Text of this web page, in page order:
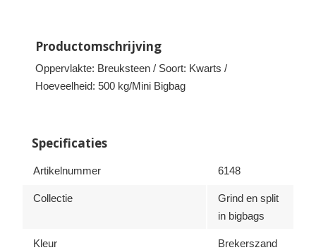
Productomschrijving
Oppervlakte: Breuksteen / Soort: Kwarts /
Hoeveelheid: 500 kg/Mini Bigbag
Specificaties
Artikelnummer 6148
Collectie
Grind en split
in bigbags
Kleur Brekerszand